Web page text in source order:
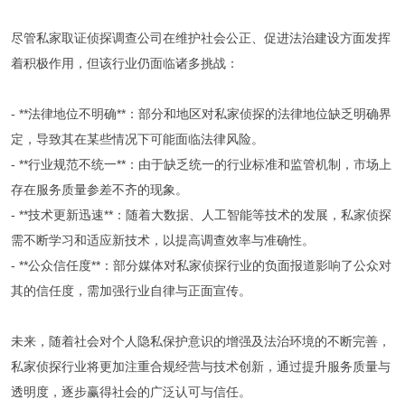
尽管私家取证侦探调查公司在维护社会公正、促进法治建设方面发挥
着积极作用，但该行业仍面临诸多挑战：
- **法律地位不明确**：部分和地区对私家侦探的法律地位缺乏明确界
定，导致其在某些情况下可能面临法律风险。
- **行业规范不统一**：由于缺乏统一的行业标准和监管机制，市场上
存在服务质量参差不齐的现象。
- **技术更新迅速**：随着大数据、人工智能等技术的发展，私家侦探
需不断学习和适应新技术，以提高调查效率与准确性。
- **公众信任度**：部分媒体对私家侦探行业的负面报道影响了公众对
其的信任度，需加强行业自律与正面宣传。
未来，随着社会对个人隐私保护意识的增强及法治环境的不断完善，
私家侦探行业将更加注重合规经营与技术创新，通过提升服务质量与
透明度，逐步赢得社会的广泛认可与信任。